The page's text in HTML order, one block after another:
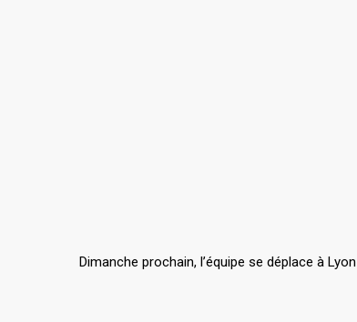
Dimanche prochain, l’équipe se déplace à